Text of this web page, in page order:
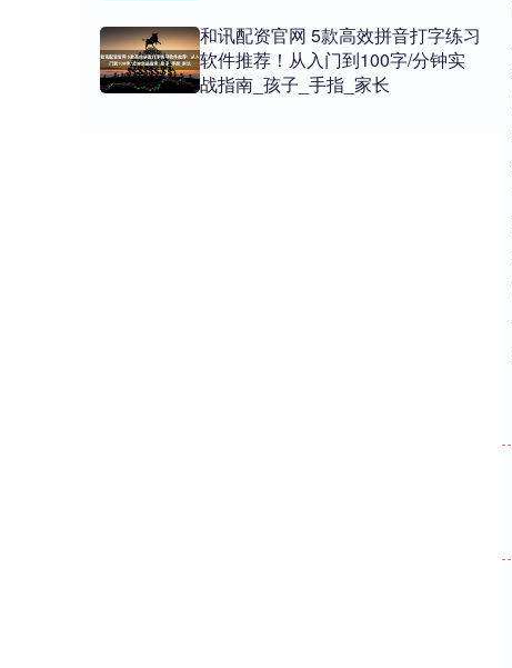
和讯配资官网 5款高效拼音打字练习
软件推荐！从入门到100字/分钟实
战指南_孩子_手指_家长